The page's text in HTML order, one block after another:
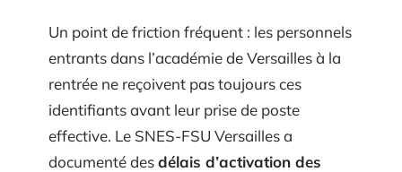
Un point de friction fréquent : les personnels
entrants dans l’académie de Versailles à la
rentrée ne reçoivent pas toujours ces
identifiants avant leur prise de poste
effective. Le SNES-FSU Versailles a
documenté desdélais d’activation des